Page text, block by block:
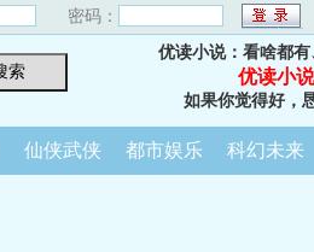
密码：
优读小说：看啥都
优读小说
如果你觉得好，
仙侠武侠 都市娱乐 科幻未来